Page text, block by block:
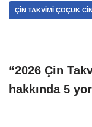
ÇIN TAKVIMI ÇOÇUK
“2026 Çin
hakkında 5